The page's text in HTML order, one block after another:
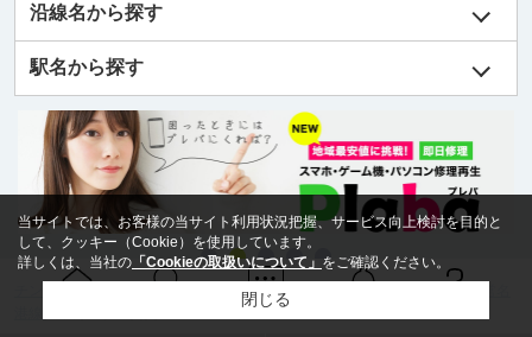
問い合せ
沿線名から探す
駅名から探す
(賃貸)路線・駅から探す
当サイトでは、お客様の当サイト利用状況把握、サービス向上検討を目的と
して、クッキー（Cookie）を使用しています。
詳しくは、当社の 「Cookieの取扱いについて」 をご確認ください。
閉じる